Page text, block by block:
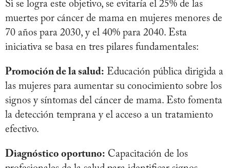
Si se logra este objetivo, se evitaría el 25% de las
muertes por cáncer de mama en mujeres menores de
70 años para 2030, y el 40% para 2040. Esta
iniciativa se basa en tres pilares fundamentales:
Promoción de la salud: Educación pública dirigida a
las mujeres para aumentar su conocimiento sobre los
signos y síntomas del cáncer de mama. Esto fomenta
la detección temprana y el acceso a un tratamiento
efectivo.
Diagnóstico oportuno: Capacitación de los